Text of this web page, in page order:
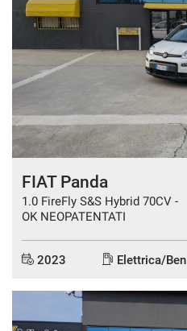
FIAT Panda
1.0 FireFly S&S Hybrid 70CV -
OK NEOPATENTATI
2023 Elettrica/Benzina